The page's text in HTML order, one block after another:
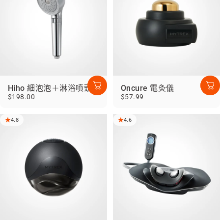
Hiho 細泡泡＋淋浴噴頭
$198.00
Oncure 電灸儀
$57.99
4.8 4.6